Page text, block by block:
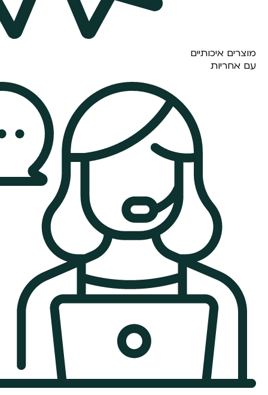
מוצרים איכותיים
עם אחריות